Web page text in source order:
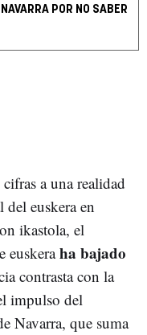
POR NO SABER
a una realidad
euskera en
ikastola, el
euskeraha bajado
contrasta con la
impulso del
Navarra, que suma